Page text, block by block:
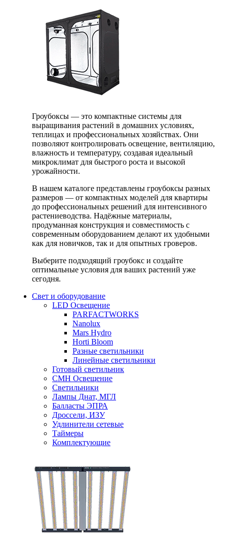
Гроубоксы — это компактные системы для
выращивания растений в домашних условиях,
теплицах и профессиональных хозяйствах. Они
позволяют контролировать освещение, вентиляцию,
влажность и температуру, создавая идеальный
микроклимат для быстрого роста и высокой
урожайности.
В нашем каталоге представлены гроубоксы разных
размеров — от компактных моделей для квартиры
до профессиональных решений для интенсивного
растениеводства. Надёжные материалы,
продуманная конструкция и совместимость с
современным оборудованием делают их удобными
как для новичков, так и для опытных гроверов.
Выберите подходящий гроубокс и создайте
оптимальные условия для ваших растений уже
сегодня.
Свет и оборудование
LED Освещение
PARFACTWORKS
Nanolux
Mars Hydro
Horti Bloom
Разные светильники
Линейные светильники
Готовый светильник
CMH Освещение
Светильники
Лампы Днат, МГЛ
Балласты ЭПРА
Дроссели, ИЗУ
Удлинители сетевые
Таймеры
Комплектующие